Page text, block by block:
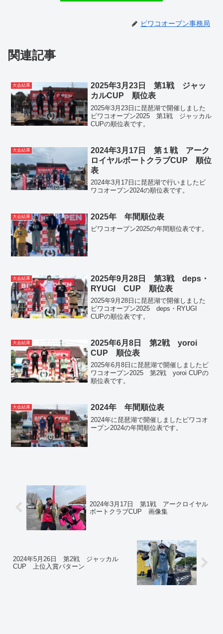
ビワコオープン事務局
関連記事
大会結果
2025年3月23日 第1戦 ジャッ
カルCUP 順位表
2025年3月23日に琵琶湖で開催しました
ビワコオープン2025 第1戦 ジャッカル
CUPの順位表です。
大会結果
2024年3月17日 第１戦 アーク
ロイヤルボートクラブCUP 順位
表
2024年3月17日に琵琶湖で行いましたビ
ワコオープン2024の順位表です。
大会結果 2025年 年間順位表
ビワコオープン2025の年間順位表です。
大会結果
2025年9月28日 第3戦 deps・
RYUGI CUP 順位表
2025年9月28日に琵琶湖で開催しました
ビワコオープン2025 deps・RYUGI
CUPの順位表です。
大会結果
2025年6月8日 第2戦 yoroi
CUP 順位表
2025年6月8日に琵琶湖で開催しましたビ
ワコオープン2025 第2戦 yoroi CUPの
順位表です。
大会結果 2024年 年間順位表
2024年に琵琶湖で開催しましたビワコオ
ープン2024の年間順位表です。
2024年3月17日 第1戦 アークロイヤル
ボートクラブCUP 画像集
2024年5月26日 第2戦 ジャッカル
CUP 上位入賞パターン